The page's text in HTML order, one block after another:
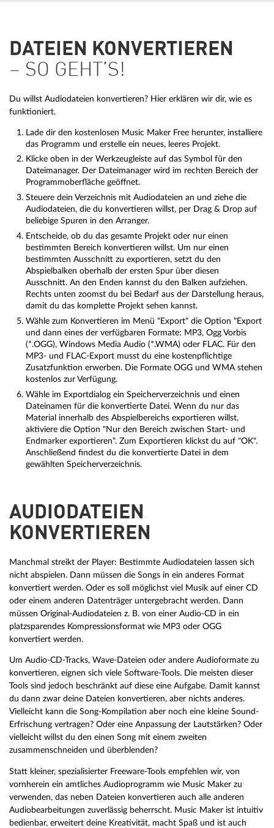
DATEIEN KONVERTIEREN
– SO GEHT’S!
Du willst Audiodateien konvertieren? Hier erklären wir dir, wie es
funktioniert.
Lade dir den kostenlosen Music Maker Free herunter, installiere
das Programm und erstelle ein neues, leeres Projekt.
Klicke oben in der Werkzeugleiste auf das Symbol für den
Dateimanager. Der Dateimanager wird im rechten Bereich der
Programmoberfläche geöffnet.
Steuere dein Verzeichnis mit Audiodateien an und ziehe die
Audiodateien, die du konvertieren willst, per Drag & Drop auf
beliebige Spuren in den Arranger.
Entscheide, ob du das gesamte Projekt oder nur einen
bestimmten Bereich konvertieren willst. Um nur einen
bestimmten Ausschnitt zu exportieren, setzt du den
Abspielbalken oberhalb der ersten Spur über diesen
Ausschnitt. An den Enden kannst du den Balken aufziehen.
Rechts unten zoomst du bei Bedarf aus der Darstellung heraus,
damit du das komplette Projekt sehen kannst.
Wähle zum Konvertieren im Menü "Export" die Option "Export
und dann eines der verfügbaren Formate: MP3, Ogg Vorbis
(*.OGG), Windows Media Audio (*.WMA) oder FLAC. Für den
MP3- und FLAC-Export musst du eine kostenpflichtige
Zusatzfunktion erwerben. Die Formate OGG und WMA stehen
kostenlos zur Verfügung.
Wähle im Exportdialog ein Speicherverzeichnis und einen
Dateinamen für die konvertierte Datei. Wenn du nur das
Material innerhalb des Abspielbereichs exportieren willst,
aktiviere die Option "Nur den Bereich zwischen Start- und
Endmarker exportieren". Zum Exportieren klickst du auf "OK".
Anschließend findest du die konvertierte Datei in dem
gewählten Speicherverzeichnis.
AUDIODATEIEN
KONVERTIEREN
Manchmal streikt der Player: Bestimmte Audiodateien lassen sich
nicht abspielen. Dann müssen die Songs in ein anderes Format
konvertiert werden. Oder es soll möglichst viel Musik auf einer CD
oder einem anderen Datenträger untergebracht werden. Dann
müssen Original-Audiodateien z. B. von einer Audio-CD in ein
platzsparendes Kompressionsformat wie MP3 oder OGG
konvertiert werden.
Um Audio-CD-Tracks, Wave-Dateien oder andere Audioformate zu
konvertieren, eignen sich viele Software-Tools. Die meisten dieser
Tools sind jedoch beschränkt auf diese eine Aufgabe. Damit kannst
du dann zwar deine Dateien konvertieren, aber nichts anderes.
Vielleicht kann die Song-Kompilation aber noch eine kleine Sound-
Erfrischung vertragen? Oder eine Anpassung der Lautstärken? Oder
vielleicht willst du den einen Song mit einem zweiten
zusammenschneiden und überblenden?
Statt kleiner, spezialisierter Freeware-Tools empfehlen wir, von
vornherein ein amtliches Audioprogramm wie Music Maker zu
verwenden, das neben Dateien konvertieren auch alle anderen
Audiobearbeitungen zuverlässig beherrscht. Music Maker ist intuitiv
bedienbar, erweitert deine Kreativität, macht Spaß und ist auch